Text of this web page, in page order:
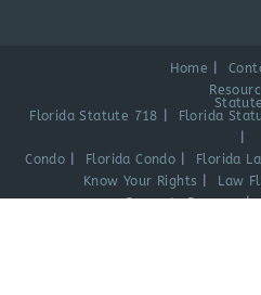
Home
Florida Statute 718
Florida
Condo Florida Condo Florida
Know Your Rights
Law
Property Damage